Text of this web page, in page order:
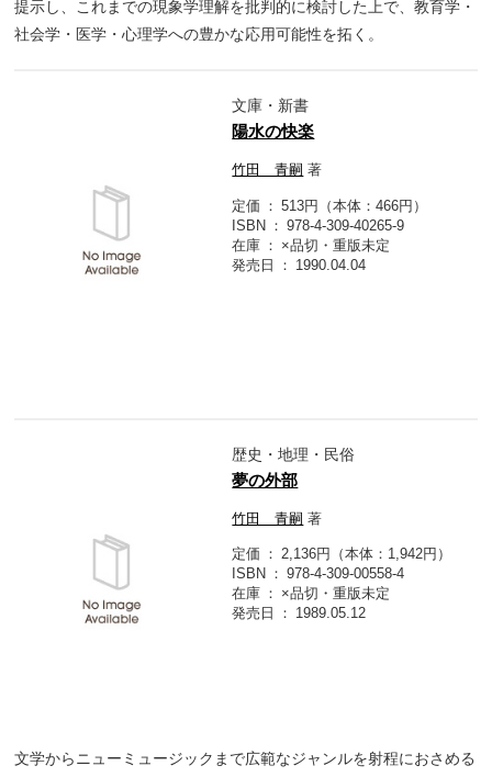
提示し、これまでの現象学理解を批判的に検討した上で、教育学・
社会学・医学・心理学への豊かな応用可能性を拓く。
文庫・新書
陽水の快楽
竹田 青嗣 著
定価
513円（本体：466円）
ISBN
978-4-309-40265-9
在庫
×品切・重版未定
発売日
1990.04.04
歴史・地理・民俗
夢の外部
竹田 青嗣 著
定価
2,136円（本体：1,942円）
ISBN
978-4-309-00558-4
在庫
×品切・重版未定
発売日
1989.05.12
文学からニューミュージックまで広範なジャンルを射程におさめる